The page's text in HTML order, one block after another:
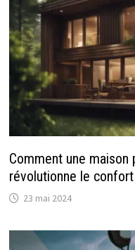
Comment une maison
révolutionne le
23 mai 2024